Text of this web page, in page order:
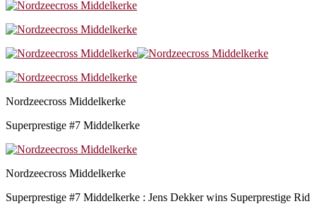
Nordzeecross Middelkerke
Superprestige #7 Middelkerke
Nordzeecross Middelkerke
Superprestige #7 Middelkerke : Jens Dekker wins Superprestige